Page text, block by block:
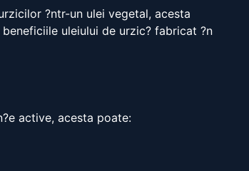
?ntr-un ulei vegetal, acesta
uleiului de urzic? fabricat ?n
active, acesta poate: